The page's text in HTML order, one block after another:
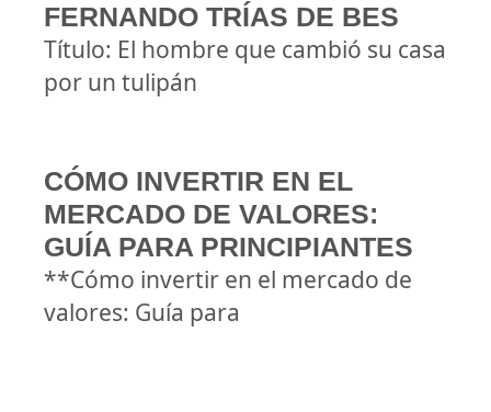
FERNANDO TRÍAS DE BES
Título: El hombre que cambió su casa
por un tulipán
CÓMO INVERTIR EN EL
MERCADO DE VALORES:
GUÍA PARA PRINCIPIANTES
**Cómo invertir en el mercado de
valores: Guía para